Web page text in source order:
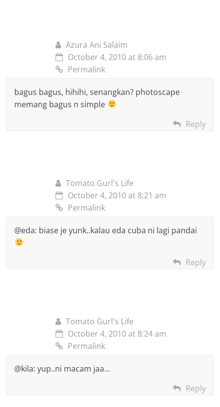
Azura Ani Salaim
October 4, 2010 at 8:06 am
Permalink
bagus bagus, hihihi, senangkan? photoscape
memang bagus n simple
Reply
Tomato Gurl's Life
October 4, 2010 at 8:21 am
Permalink
@eda: biase je yunk..kalau eda cuba ni lagi pandai
Reply
Tomato Gurl's Life
October 4, 2010 at 8:24 am
Permalink
@kila: yup..ni macam jaa…
Reply